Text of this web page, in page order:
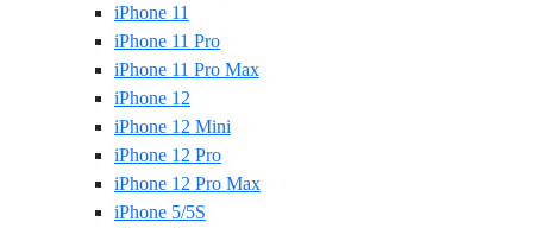
iPhone 11
iPhone 11 Pro
iPhone 11 Pro Max
iPhone 12
iPhone 12 Mini
iPhone 12 Pro
iPhone 12 Pro Max
iPhone 5/5S